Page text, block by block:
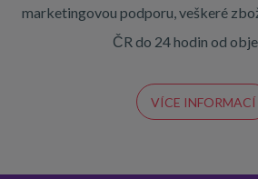
marketingovou podporu, veškeré
ČR do 24 hodin od
VÍCE INFORMACÍ